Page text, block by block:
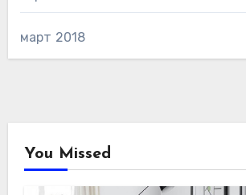
март 2018
You Missed